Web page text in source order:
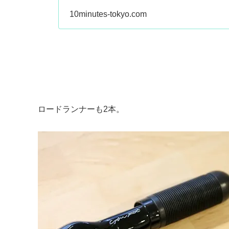
10minutes-tokyo.com
ロードランナーも2本。